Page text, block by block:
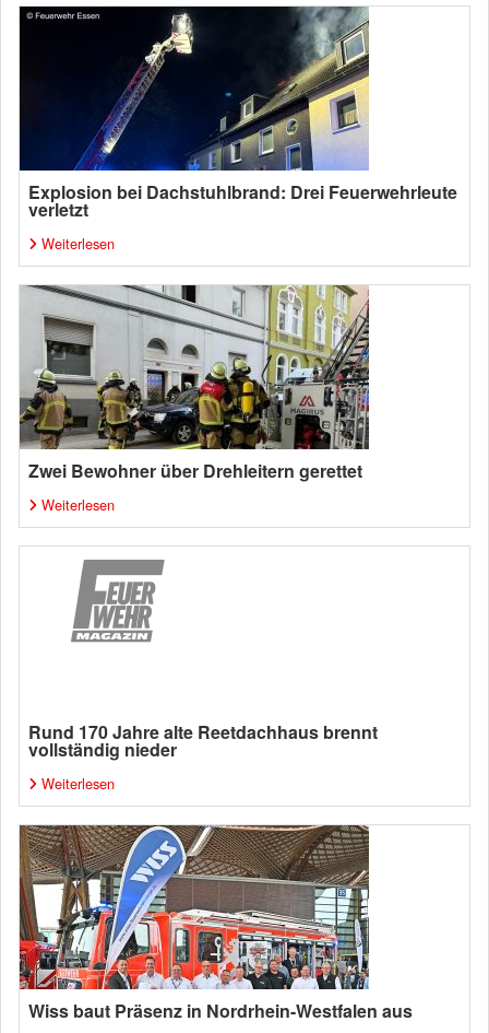
Explosion bei Dachstuhlbrand: Drei Feuerwehrleute
verletzt
Weiterlesen
Zwei Bewohner über Drehleitern gerettet
Weiterlesen
Rund 170 Jahre alte Reetdachhaus brennt
vollständig nieder
Weiterlesen
Wiss baut Präsenz in Nordrhein-Westfalen aus